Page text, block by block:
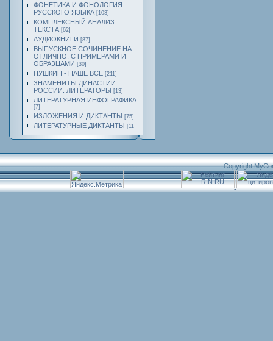
ФОНЕТИКА И ФОНОЛОГИЯ
РУССКОГО ЯЗЫКА [103]
КОМПЛЕКСНЫЙ АНАЛИЗ
ТЕКСТА [62]
АУДИОКНИГИ [87]
ВЫПУСКНОЕ СОЧИНЕНИЕ НА
ОТЛИЧНО. С ПРИМЕРАМИ И
ОБРАЗЦАМИ [30]
ПУШКИН - НАШЕ ВСЕ [211]
ЗНАМЕНИТЫ ДИНАСТИИ
РОССИИ. ЛИТЕРАТОРЫ [13]
ЛИТЕРАТУРНАЯ ИНФОГРАФИКА
[7]
ИЗЛОЖЕНИЯ И ДИКТАНТЫ [75]
ЛИТЕРАТУРНЫЕ ДИКТАНТЫ [11]
Copyright